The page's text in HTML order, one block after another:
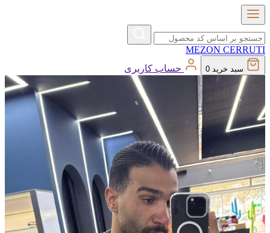
MEZON CERRUTI
0 حساب کاربری